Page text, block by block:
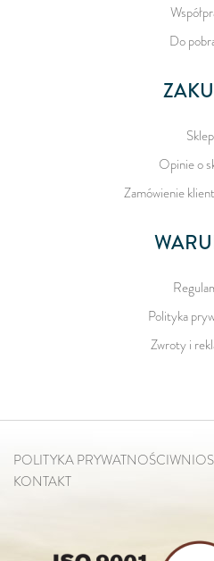
Do
Sklep
Opinie o
Zamówienie
Polityka
Zwroty i
POLITYKA PRYWATNOŚCI
KONTAKT